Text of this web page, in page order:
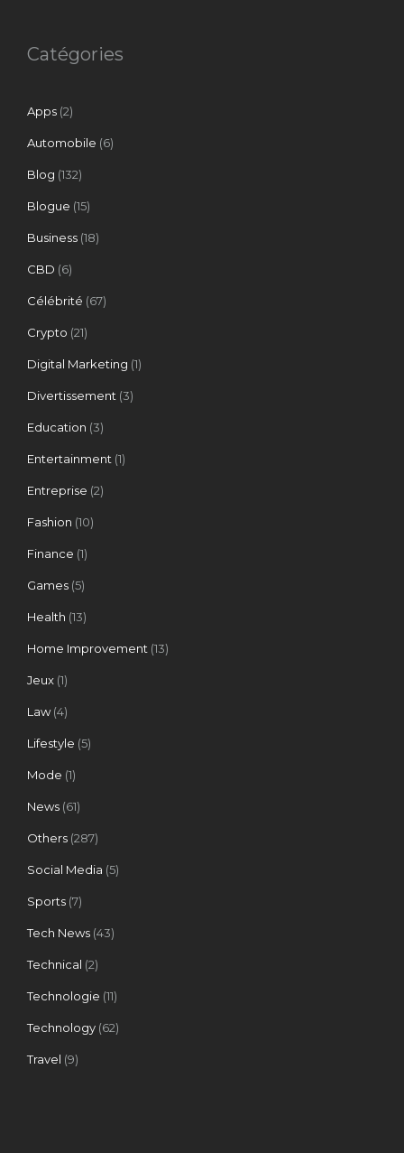
Catégories
Apps (2)
Automobile (6)
Blog (132)
Blogue (15)
Business (18)
CBD (6)
Célébrité (67)
Crypto (21)
Digital Marketing (1)
Divertissement (3)
Education (3)
Entertainment (1)
Entreprise (2)
Fashion (10)
Finance (1)
Games (5)
Health (13)
Home Improvement (13)
Jeux (1)
Law(4)
Lifestyle (5)
Mode (1)
News (61)
Others (287)
Social Media (5)
Sports (7)
Tech News (43)
Technical (2)
Technologie (11)
Technology (62)
Travel (9)